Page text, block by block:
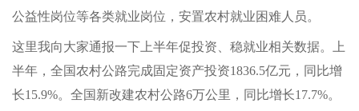
公益性岗位等各类就业岗位，安置农村就业困难人员。
这里我向大家通报一下上半年促投资、稳就业相关数据。上
半年，全国农村公路完成固定资产投资1836.5亿元，同比增
长15.9%。全国新改建农村公路6万公里，同比增长17.7%。